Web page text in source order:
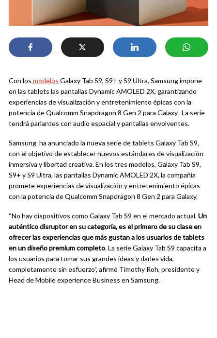
Con los modelos Galaxy Tab S9, S9+ y S9 Ultra, Samsung impone
en las tablets las pantallas Dynamic AMOLED 2X, garantizando
experiencias de visualización y entretenimiento épicas con la
potencia de Qualcomm Snapdragon 8 Gen 2 para Galaxy. La serie
tendrá parlantes con audio espacial y pantallas envolventes.
Samsung ha anunciado la nueva serie de tablets Galaxy Tab S9,
con el objetivo de establecer nuevos estándares de visualización
inmersiva y libertad creativa. En los tres modelos, Galaxy Tab S9,
S9+ y S9 Ultra, las pantallas Dynamic AMOLED 2X, la compañía
promete experiencias de visualización y entretenimiento épicas
con la potencia de Qualcomm Snapdragon 8 Gen 2 para Galaxy.
“No hay dispositivos como Galaxy Tab S9 en el mercado actual.Un
auténtico disruptor en su categoría, es el primero de su clase en
ofrecer las experiencias que más gustan a los usuarios de tablets
en un diseño premium completo. La serie Galaxy Tab S9 capacita a
los usuarios para tomar sus grandes ideas y darles vida,
completamente sin esfuerzo”, afirmó Timothy Roh, presidente y
Head de Mobile experience Business en Samsung.